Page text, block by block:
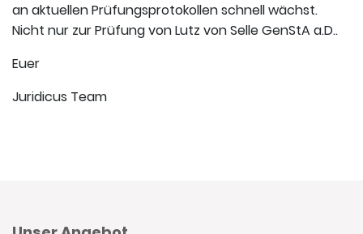
an aktuellen Prüfungsprotokollen schnell wächst.
Nicht nur zur Prüfung von Lutz von Selle GenStA a.D..
Euer
Juridicus Team